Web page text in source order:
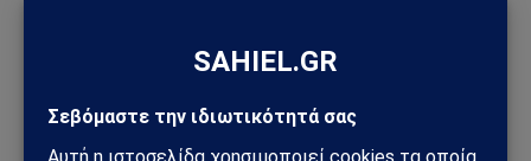
πεθαίνει κάθε 10 λεπτά.